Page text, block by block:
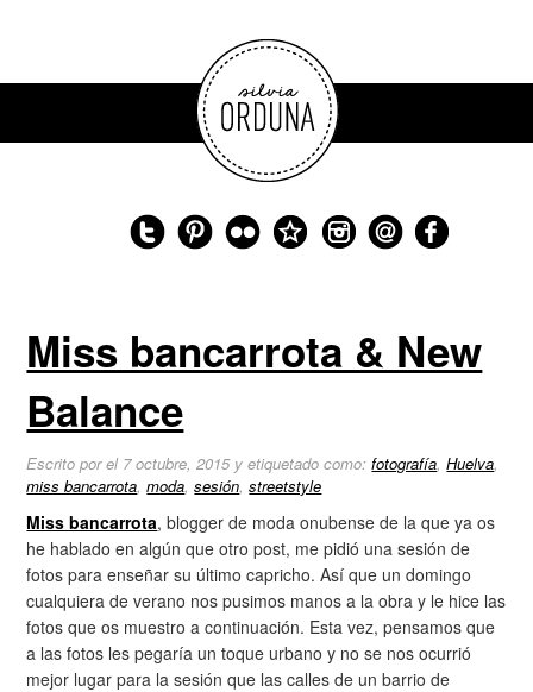
Miss bancarrota & New
Balance
Escrito por el 7 octubre, 2015 y etiquetado como:fotografía,Huelva,
miss bancarrota,moda,sesión,streetstyle
Miss bancarrota, blogger de moda onubense de la que ya os
he hablado en algún que otro post, me pidió una sesión de
fotos para enseñar su último capricho. Así que un domingo
cualquiera de verano nos pusimos manos a la obra y le hice las
fotos que os muestro a continuación. Esta vez, pensamos que
a las fotos les pegaría un toque urbano y no se nos ocurrió
mejor lugar para la sesión que las calles de un barrio de